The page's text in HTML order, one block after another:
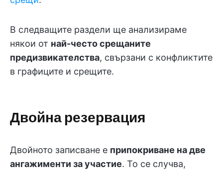
В следващите раздели ще анализираме
някои от най-често срещаните
предизвикателства, свързани с конфликтите
в графиците и срещите.
Двойна резервация
Двойното записване е припокриване на две
ангажименти за участие. То се случва,